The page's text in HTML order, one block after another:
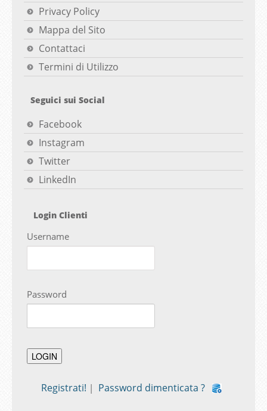
Privacy Policy
Mappa del Sito
Contattaci
Termini di Utilizzo
Seguici sui Social
Facebook
Instagram
Twitter
LinkedIn
Login Clienti
Username
Password
Registrati! | Password dimenticata ?